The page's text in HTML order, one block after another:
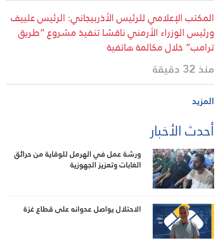
المكتب الإعلامي للرئيس الأذربيجاني: الرئيس علييف
ورئيس الوزراء الأرمني ناقشا تنفيذ مشروع “طريق
ترامب” خلال مكالمة هاتفية
منذ 32 دقيقة
المزيد
أحدث الأخبار
ورشة عمل في الهرمل للوقاية من حرائق
الغابات وتعزيز الجهوزية
الاحتلال يواصل عدوانه على قطاع غزة